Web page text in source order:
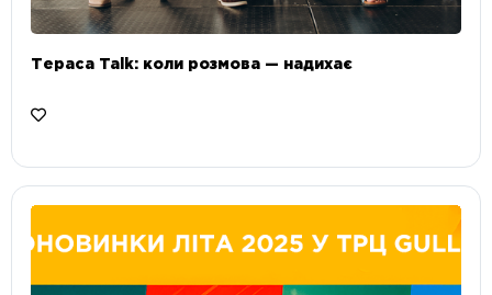
Тераса Talk: коли розмова — надихає